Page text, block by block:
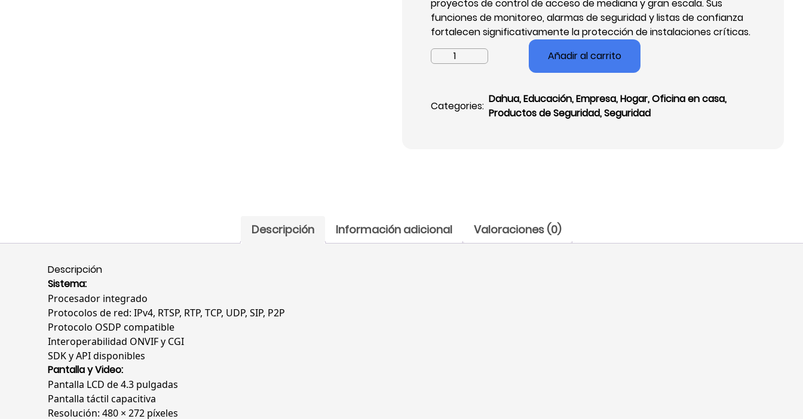
proyectos de control de acceso de mediana y gran escala. Sus
funciones de monitoreo, alarmas de seguridad y listas de confianza
fortalecen significativamente la protección de instalaciones críticas.
Control
Dahua
Facial
99.9%,
Añadir al carrito
Categories:
Dahua,Educación,Empresa,Hogar,Oficina en casa,
Productos de Seguridad,Seguridad
Descripción Información adicional Valoraciones (0)
Descripción
Sistema:
Procesador integrado
Protocolos de red: IPv4, RTSP, RTP, TCP, UDP, SIP, P2P
Protocolo OSDP compatible
Interoperabilidad ONVIF y CGI
SDK y API disponibles
Pantalla y Video:
Pantalla LCD de 4.3 pulgadas
Pantalla táctil capacitiva
Resolución: 480 × 272 píxeles